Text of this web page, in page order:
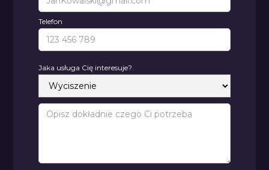
Telefon
Jaka usługa Cię interesuje?